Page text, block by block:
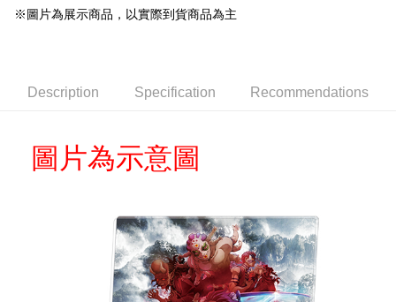
Cash on Delivery
NT$65/order | Free shipping on orders of NT$1,300 or more
NT$65/order | Free shipping on orders of NT$1,300 or more
※圖片為展示商品，以實際到貨商品為主
Description Specification Recommendations
圖片為示意圖